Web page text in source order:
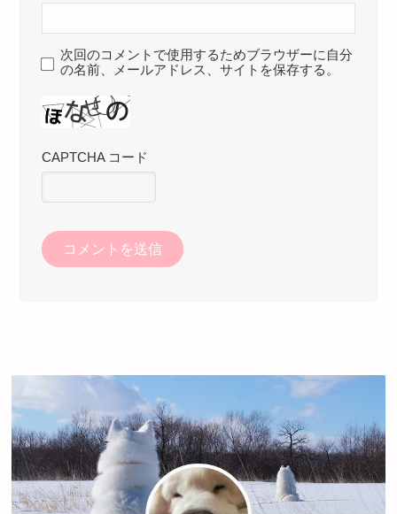
次回のコメントで使用するためブラウザーに自分
の名前、メールアドレス、サイトを保存する。
CAPTCHA コード